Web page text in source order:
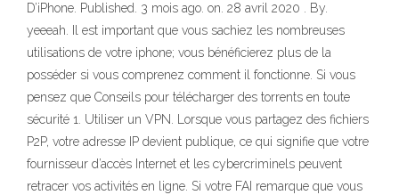
D’iPhone. Published. 3 mois ago. on. 28 avril 2020 . By.
yeeeah. Il est important que vous sachiez les nombreuses
utilisations de votre iphone; vous bénéficierez plus de la
posséder si vous comprenez comment il fonctionne. Si vous
pensez que Conseils pour télécharger des torrents en toute
sécurité 1. Utiliser un VPN. Lorsque vous partagez des fichiers
P2P, votre adresse IP devient publique, ce qui signifie que votre
fournisseur d’accès Internet et les cybercriminels peuvent
retracer vos activités en ligne. Si votre FAI remarque que vous